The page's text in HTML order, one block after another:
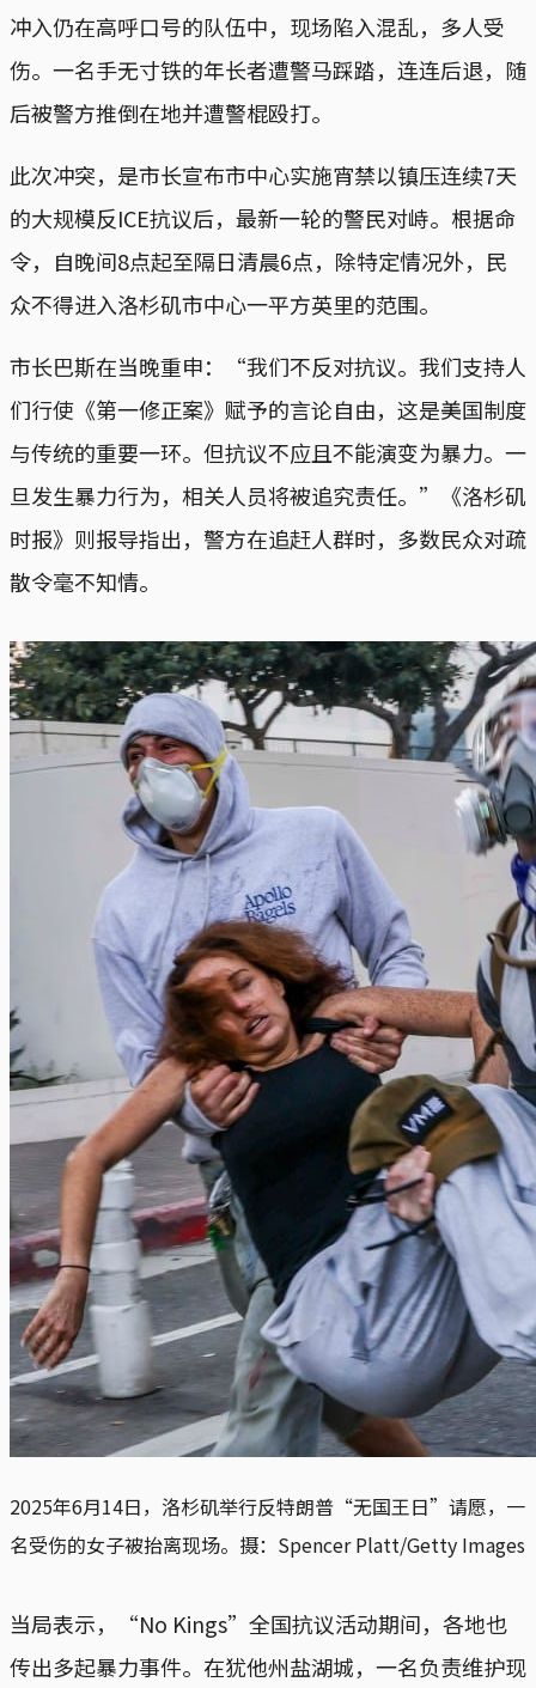
冲入仍在高呼口号的队伍中，现场陷入混乱，多人受
伤。一名手无寸铁的年长者遭警马踩踏，连连后退，随
后被警方推倒在地并遭警棍殴打。
此次冲突，是市长宣布市中心实施宵禁以镇压连续7天
的大规模反ICE抗议后，最新一轮的警民对峙。根据命
令，自晚间8点起至隔日清晨6点，除特定情况外，民
众不得进入洛杉矶市中心一平方英里的范围。
市长巴斯在当晚重申：“我们不反对抗议。我们支持人
们行使《第一修正案》赋予的言论自由，这是美国制度
与传统的重要一环。但抗议不应且不能演变为暴力。一
旦发生暴力行为，相关人员将被追究责任。”《洛杉矶
时报》则报导指出，警方在追赶人群时，多数民众对疏
散令毫不知情。
2025年6月14日，洛杉矶举行反特朗普“无国王日”请愿，一
名受伤的女子被抬离现场。摄：Spencer Platt/Getty Images
当局表示，“No Kings”全国抗议活动期间，各地也
传出多起暴力事件。在犹他州盐湖城，一名负责维护现